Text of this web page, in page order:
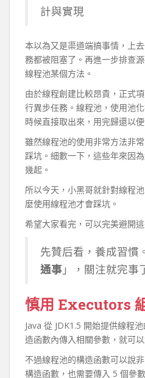
計與實現
本以為又是渠道端搞事情，上
務都被阻塞了。再進一步排查
線程池某個方法。
由於線程創建比較昂貴，正式
行異步任務。線程池，使用池
時候直接取出來，用完歸還以便
雖然線程池的使用非常方法非
踩坑。細數一下，這些年來因
幾起。
所以今天，小黑哥就針對線程
麼使用線程池才會踩坑。
希望大家看完，可以完美避開
先贊后看，養成習慣
通事」，關注就完事
慎用 Executors
Java 從 JDK1.5 開始提供線程
造函數內傳入相關參數，就可
不過線程池的構造函數可以說
構造函數，也需要傳入 5 個參